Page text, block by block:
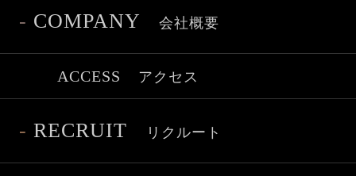
- COMPANY 会社概要
ACCESS アクセス
- RECRUIT リクルート